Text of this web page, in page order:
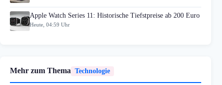
Apple Watch Series 11: Historische Tiefstpreise ab 200 Euro
Heute, 04:59 Uhr
Mehr zum Thema Technologie